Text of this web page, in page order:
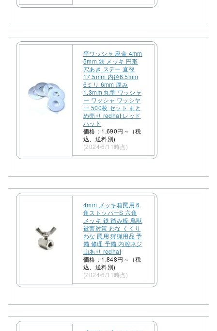
平ワッシャ 座金 4mm
5mm 鉄 メッキ 円形
穴あき ステー 直径
17.5mm 内径6.5mm
6ミリ 6mm 厚み
1.3mm 丸型 ワッシャ
ー ワッシャ ワッシヤ
ー 500枚 セット まと
め売り redhat レッド
ハット
価格：1,690円～（税
込、送料別)
(2024/6/11時点)
4mm メッキ箱罠用 6
角ストッパーS 六角
メッキ 鉄 踏み板 鳥獣
被害対策 わな くくり
わな 罠用 狩猟用品 予
備 修理 予備 内腔ネジ
山あり redhat
価格：1,848円～（税
込、送料別)
(2024/6/11時点)